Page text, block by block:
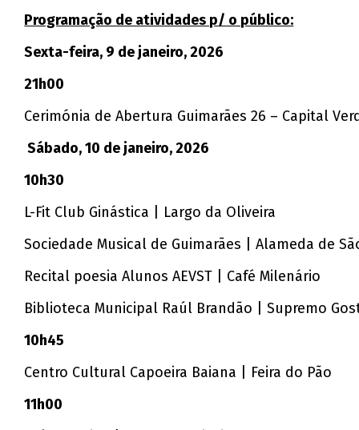
Programação de atividades p/ o público:
Sexta-feira, 9 de janeiro, 2026
21h00
Cerimónia de Abertura Guimarães 26 – Capital
Sábado, 10 de janeiro, 2026
10h30
L-Fit Club Ginástica | Largo da Oliveira
Sociedade Musical de Guimarães | Alameda de
Recital poesia Alunos AEVST | Café Milenário
Biblioteca Municipal Raúl Brandão | Supremo
10h45
Centro Cultural Capoeira Baiana | Feira do Pão
11h00